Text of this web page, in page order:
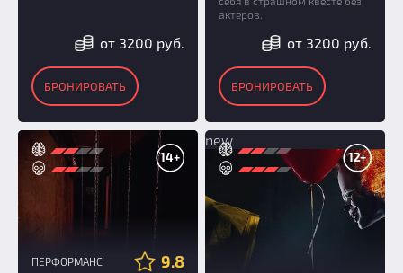
от 3200 руб.
БРОНИРОВАТЬ
актеров.
от 3200 руб.
БРОНИРОВАТЬ
14+
ПЕРФОРМАНС 9.8
12+
new